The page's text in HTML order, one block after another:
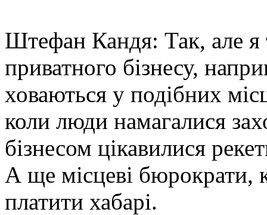
Штефан Кандя: Так, але я
приватного бізнесу,
ховаються у подібних
коли люди намагалися
бізнесом цікавилися
А ще місцеві бюрократи,
платити хабарі.